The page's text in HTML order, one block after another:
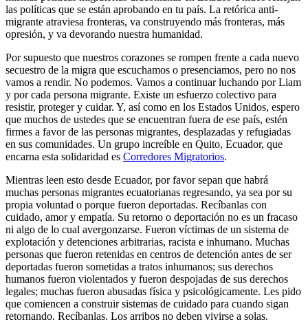
las políticas que se están aprobando en tu país. La retórica anti-
migrante atraviesa fronteras, va construyendo más fronteras, más
opresión, y va devorando nuestra humanidad.
Por supuesto que nuestros corazones se rompen frente a cada nuevo
secuestro de la migra que escuchamos o presenciamos, pero no nos
vamos a rendir. No podemos. Vamos a continuar luchando por Liam
y por cada persona migrante. Existe un esfuerzo colectivo para
resistir, proteger y cuidar. Y, así como en los Estados Unidos, espero
que muchos de ustedes que se encuentran fuera de ese país, estén
firmes a favor de las personas migrantes, desplazadas y refugiadas
en sus comunidades. Un grupo increíble en Quito, Ecuador, que
encarna esta solidaridad es Corredores Migratorios.
Mientras leen esto desde Ecuador, por favor sepan que habrá
muchas personas migrantes ecuatorianas regresando, ya sea por su
propia voluntad o porque fueron deportadas. Recíbanlas con
cuidado, amor y empatía. Su retorno o deportación no es un fracaso
ni algo de lo cual avergonzarse. Fueron víctimas de un sistema de
explotación y detenciones arbitrarias, racista e inhumano. Muchas
personas que fueron retenidas en centros de detención antes de ser
deportadas fueron sometidas a tratos inhumanos; sus derechos
humanos fueron violentados y fueron despojadas de sus derechos
legales; muchas fueron abusadas física y psicológicamente. Les pido
que comiencen a construir sistemas de cuidado para cuando sigan
retornando. Recíbanlas. Los arribos no deben vivirse a solas.